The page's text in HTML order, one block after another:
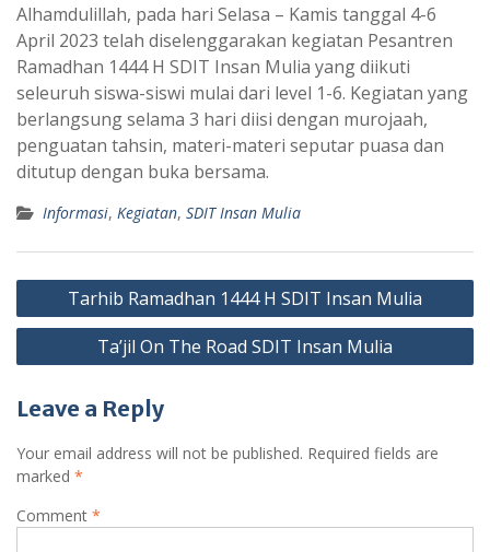
Alhamdulillah, pada hari Selasa – Kamis tanggal 4-6
April 2023 telah diselenggarakan kegiatan Pesantren
Ramadhan 1444 H SDIT Insan Mulia yang diikuti
seleuruh siswa-siswi mulai dari level 1-6. Kegiatan yang
berlangsung selama 3 hari diisi dengan murojaah,
penguatan tahsin, materi-materi seputar puasa dan
ditutup dengan buka bersama.
Informasi, Kegiatan, SDIT Insan Mulia
Post
navigation
Tarhib Ramadhan 1444 H SDIT Insan Mulia
Ta’jil On The Road SDIT Insan Mulia
Leave a Reply
Your email address will not be published. Required fields are
marked *
Comment *